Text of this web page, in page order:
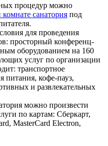
процедур можно
комнате санатория под
для проведения
просторный конференц-
оборудованием на 160
услуг по организации
транспортное
питания, кофе-пауз,
и развлекательных
можно произвести
по картам: Сберкарт,
MasterCard Electron,